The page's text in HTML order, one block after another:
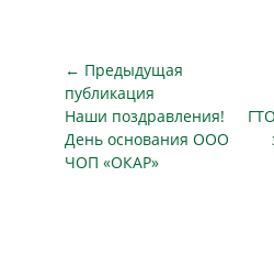
Навигация
по
записям
← Предыдущая
публикация
Предыдущая
публикация
Наши поздравления!
День основания ООО
ЧОП «ОКАР»